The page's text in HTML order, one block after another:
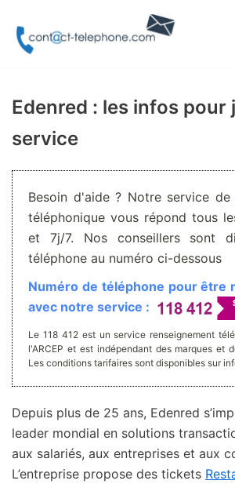
Aller
Edenred : les infos pour
service
Besoin d'aide ? Notre service de
téléphonique vous répond tous
et 7j/7. Nos conseillers sont
téléphone au numéro ci-dessous
Numéro de téléphone pour être
avec notre service :
Le 118 412 est un service renseignement
l'ARCEP et est indépendant des marques et
Les conditions tarifaires sont disponibles sur
Depuis plus de 25 ans, Edenred
leader mondial en solutions
aux salariés, aux entreprises et aux
L’entreprise propose des tickets